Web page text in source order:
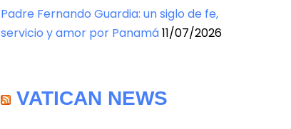
Padre Fernando Guardia: un siglo de fe,
servicio y amor por Panamá11/07/2026
VATICAN NEWS